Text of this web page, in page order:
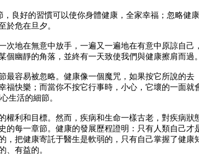
良好的習慣可以使你身體健康，全家幸福；忽略健
於危在旦夕。
地在無意中放手，一遍又一遍地在有意中原諒自己，
幽靜的角落，並終有一天致使我們與健康擦肩而過。
容易被忽略。健康像一個魔咒，如果按它所說的去
福快樂；而當你不按它行事時，小心，它壞的一面就
生活的細節。
利和目標。然而，疾病和生命一樣古老，對疾病狀
的每一章節。健康的發展歷程證明：只有人類自己才
，把健康寄託于醫生是軟弱的，只有自己掌握了健康
、有益的。